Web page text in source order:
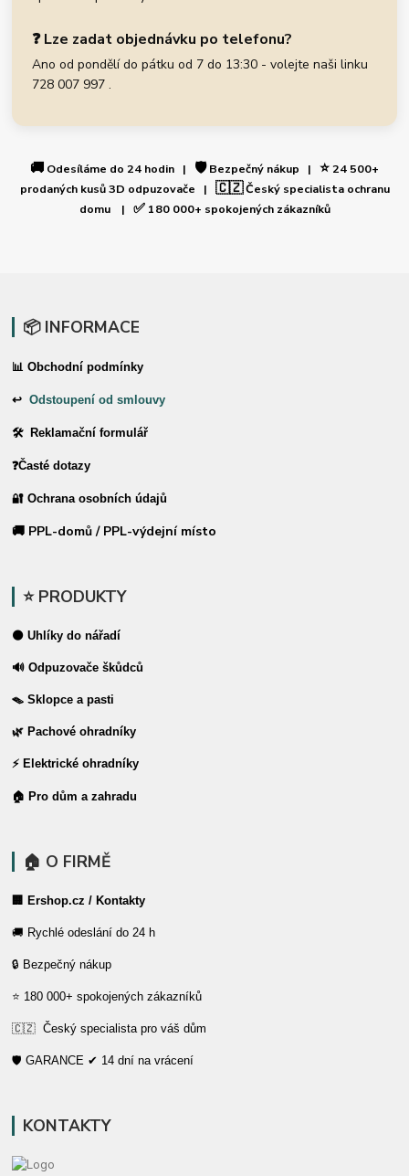
❓ Lze zadat objednávku po telefonu?
Ano od pondělí do pátku od 7 do 13:30 - volejte naši linku
728 007 997 .
🚚 Odesíláme do 24 hodin | 🛡️Bezpečný nákup | ⭐24 500+
prodaných kusů 3D odpuzovače | 🇨🇿Český specialista ochranu
domu | ✅180 000+ spokojených zákazníků
📦 INFORMACE
📊 Obchodní podmínky
↩Odstoupení od smlouvy
🛠 Reklamační formulář
❓Časté dotazy
🔐 Ochrana osobních údajů
🚚 PPL-domů / PPL-výdejní místo
⭐ PRODUKTY
⚫ Uhlíky do nářadí
🔊 Odpuzovače škůdců
🪤 Sklopce a pasti
🌿 Pachové ohradníky
⚡ Elektrické ohradníky
🏠 Pro dům a zahradu
🏠 O FIRMĚ
🏢 Ershop.cz / Kontakty
🚚 Rychlé odeslání do 24 h
🔒 Bezpečný nákup
⭐ 180 000+ spokojených zákazníků
🇨🇿 Český specialista pro váš dům
🛡️ GARANCE ✔ 14 dní na vrácení
KONTAKTY